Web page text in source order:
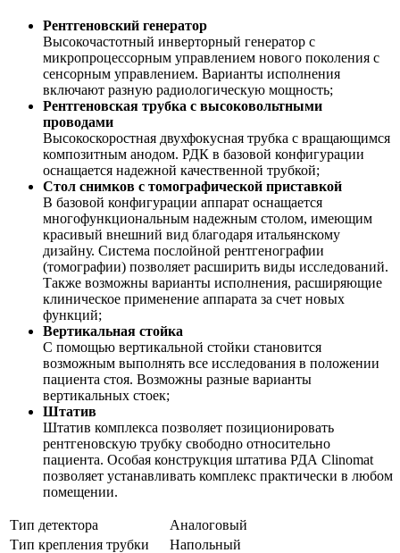
Рентгеновский генератор
Высокочастотный инверторный генератор с
микропроцессорным управлением нового поколения с
сенсорным управлением. Варианты исполнения
включают разную радиологическую мощность;
Рентгеновская трубка с высоковольтными
проводами
Высокоскоростная двухфокусная трубка с вращающимся
композитным анодом. РДК в базовой конфигурации
оснащается надежной качественной трубкой;
Стол снимков с томографической приставкой
В базовой конфигурации аппарат оснащается
многофункциональным надежным столом, имеющим
красивый внешний вид благодаря итальянскому
дизайну. Система послойной рентгенографии
(томографии) позволяет расширить виды исследований.
Также возможны варианты исполнения, расширяющие
клиническое применение аппарата за счет новых
функций;
Вертикальная стойка
С помощью вертикальной стойки становится
возможным выполнять все исследования в положении
пациента стоя. Возможны разные варианты
вертикальных стоек;
Штатив
Штатив комплекса позволяет позиционировать
рентгеновскую трубку свободно относительно
пациента. Особая конструкция штатива РДА Clinomat
позволяет устанавливать комплекс практически в любом
помещении.
Тип детектора
Аналоговый
Тип крепления трубки
Напольный